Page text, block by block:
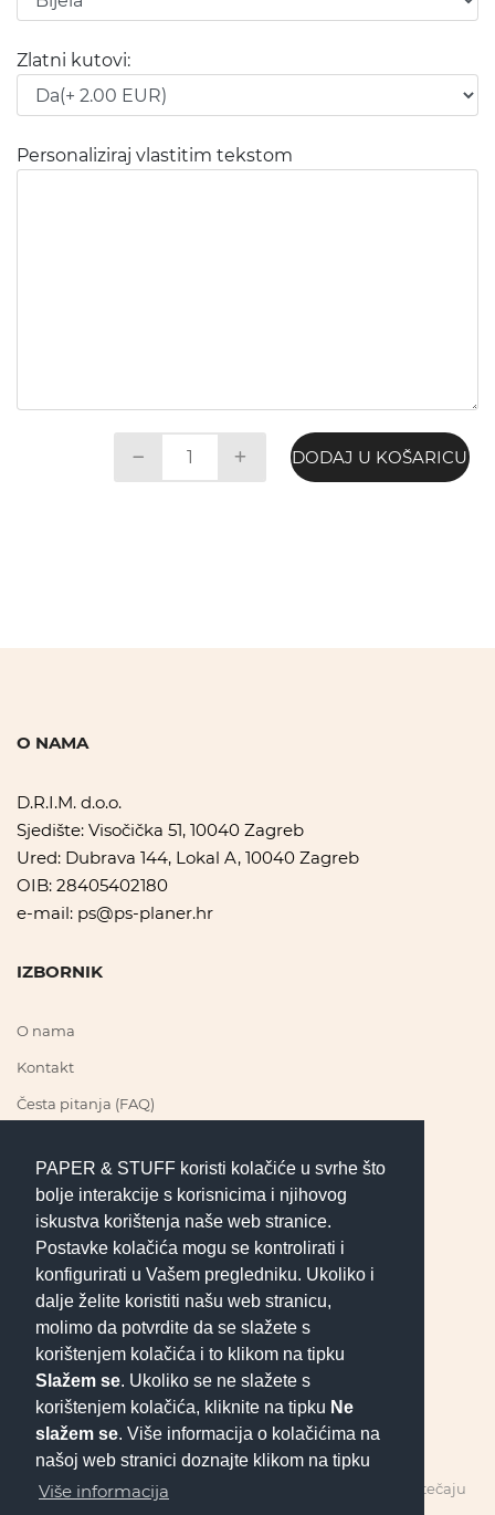
PAPER & STUFF koristi kolačiće u svrhe što
bolje interakcije s korisnicima i njihovog
iskustva korištenja naše web stranice.
Postavke kolačića mogu se kontrolirati i
konfigurirati u Vašem pregledniku. Ukoliko i
dalje želite koristiti našu web stranicu,
molimo da potvrdite da se slažete s
korištenjem kolačića i to klikom na tipku
Slažem se. Ukoliko se ne slažete s
korištenjem kolačića, kliknite na tipku Ne
slažem se. Više informacija o kolačićima na
našoj web stranici doznajte klikom na tipku
Više informacija
Zlatni kutovi:
Personaliziraj vlastitim tekstom
DODAJ U KOŠARICU
O NAMA
D.R.I.M. d.o.o.
Sjedište: Visočička 51, 10040 Zagreb
Ured: Dubrava 144, Lokal A, 10040 Zagreb
OIB: 28405402180
e-mail: ps@ps-planer.hr
IZBORNIK
O nama
Kontakt
Česta pitanja (FAQ)
PRATI NAS
UVJETI POSLOVANJA
Pravila privatnosti
Uvjeti kupnje
Jednostrani raskid ugovora
Sve cijene prikazane u EUR obračunate su po fiksnom tečaju